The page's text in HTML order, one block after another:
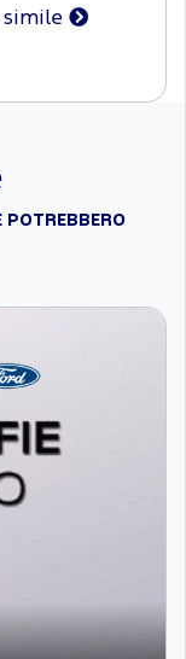
simile
POTREBBERO